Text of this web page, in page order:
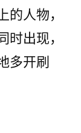
人物，
出现，
多开刷